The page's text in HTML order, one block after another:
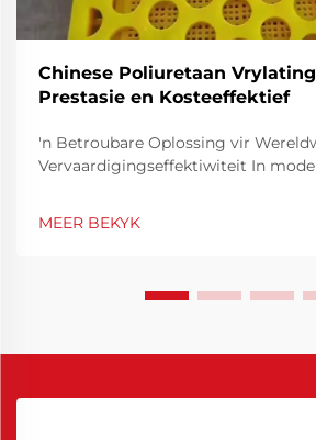
Chinese Poliuretaan
Prestasie en Kosteeffektief
'n Betroubare Oplossing vir
Vervaardigingseffektiwiteit In
van materiale en
MEER BEKYK